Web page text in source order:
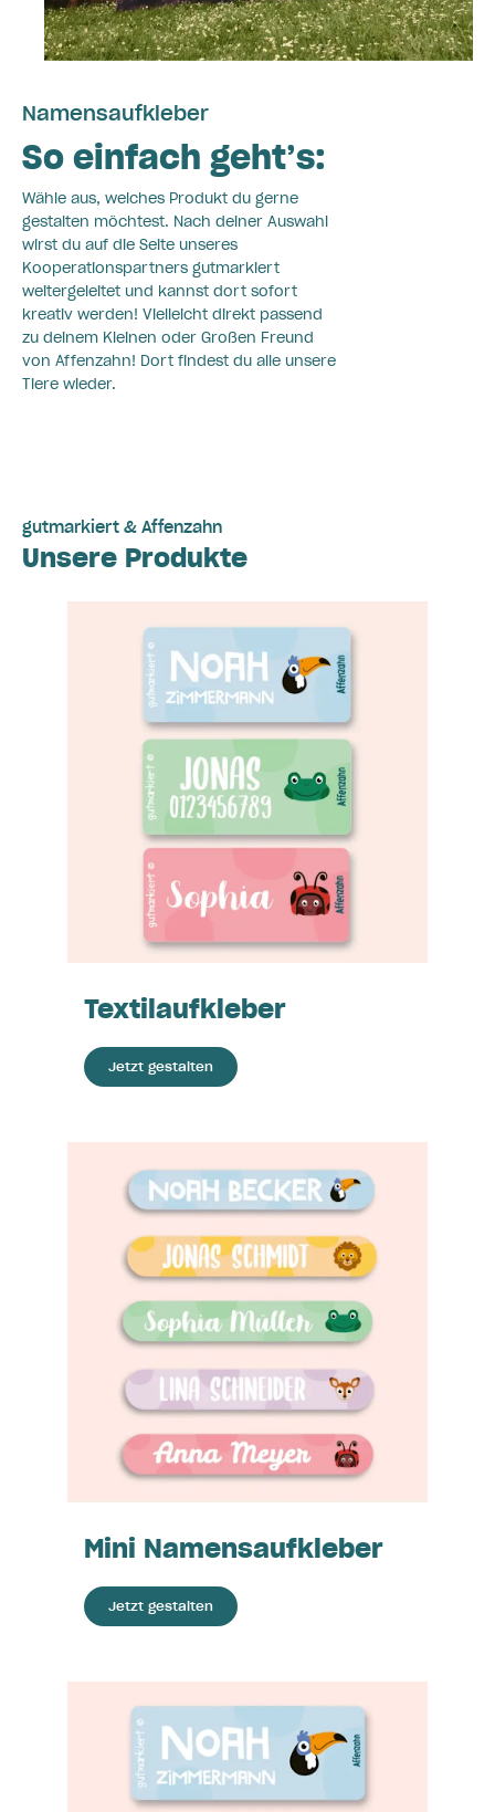
Namensaufkleber
So einfach geht’s:
Wähle aus, welches Produkt du gerne
gestalten möchtest. Nach deiner Auswahl
wirst du auf die Seite unseres
Kooperationspartners gutmarkiert
weitergeleitet und kannst dort sofort
kreativ werden! Vielleicht direkt passend
zu deinem Kleinen oder Großen Freund
von Affenzahn! Dort findest du alle unsere
Tiere wieder.
gutmarkiert & Affenzahn
Unsere Produkte
Textilaufkleber
Jetzt gestalten
Mini Namensaufkleber
Jetzt gestalten